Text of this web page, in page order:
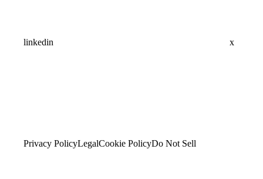
linkedin x
Privacy PolicyLegalCookie PolicyDo Not Sell